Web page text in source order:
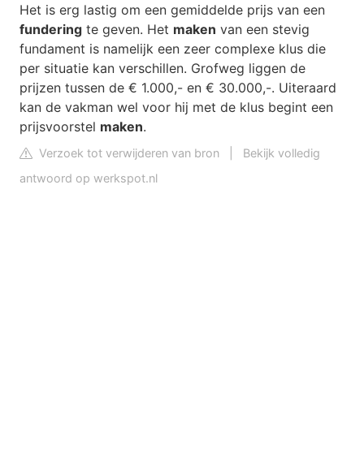
Het is erg lastig om een gemiddelde prijs van een
fundering te geven. Het maken van een stevig
fundament is namelijk een zeer complexe klus die
per situatie kan verschillen. Grofweg liggen de
prijzen tussen de € 1.000,- en € 30.000,-. Uiteraard
kan de vakman wel voor hij met de klus begint een
prijsvoorstel maken.
Verzoek tot verwijderen van bron
Bekijk volledig
antwoord op werkspot.nl